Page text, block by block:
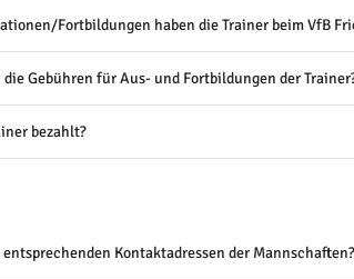
Fortbildungen haben die Trainer beim VfB
Gebühren für Aus- und Fortbildungen der
bezahlt?
Kontaktadressen der Mannschaften?